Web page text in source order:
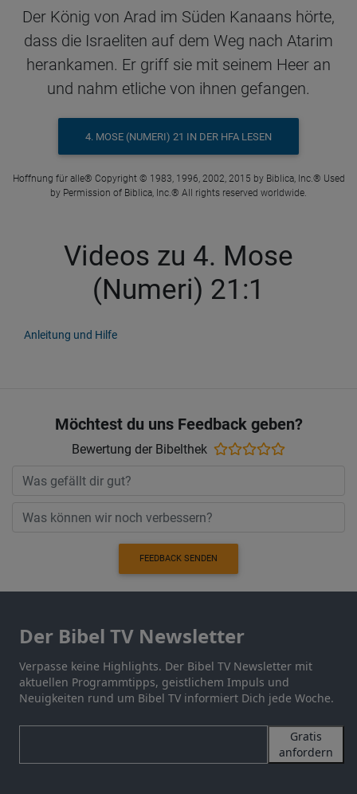
Der König von Arad im Süden Kanaans hörte,
dass die Israeliten auf dem Weg nach Atarim
herankamen. Er griff sie mit seinem Heer an
und nahm etliche von ihnen gefangen.
4. MOSE (NUMERI) 21 IN DER HFA LESEN
Hoffnung für alle® Copyright © 1983, 1996, 2002, 2015 by Biblica, Inc.® Used
by Permission of Biblica, Inc.® All rights reserved worldwide.
Videos zu 4. Mose
(Numeri) 21:1
Anleitung und Hilfe
Möchtest du uns Feedback geben?
Bewertung der Bibelthek
FEEDBACK SENDEN
Der Bibel TV Newsletter
Verpasse keine Highlights. Der Bibel TV Newsletter mit
aktuellen Programmtipps, geistlichem Impuls und
Neuigkeiten rund um Bibel TV informiert Dich jede Woche.
Gratis
anfordern